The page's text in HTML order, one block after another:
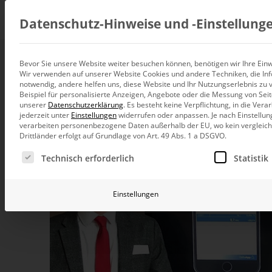
Beratung
Datenintegration
Individuelle Datenarchitektur-
BI und Analytics
Ganzheitliche Data-Analytics-
Planung, Forecasting und Simulation
Betrieb und
Betrieb Ihrer BI-Systeme in der Cloud
Bissantz-Treff
24. März 2020, 14:00–15:30Uhr,Live-Webinar
Datenschutz-Hinweise und
Bevor Sie unsere Website weiter besuchen können, benötigen wir Ihre
Wir verwenden auf unserer Website Cookies und andere Techniken, die
notwendig, andere helfen uns, diese Website und Ihr Nutzungserlebnis zu
Beispiel für personalisierte Anzeigen, Angebote oder die Messung von
unserer Datenschutzerklärung. Es besteht keine Verpflichtung, in die
jederzeit unter Einstellungenwiderrufen oder anpassen. Je nach
verarbeiten personenbezogene Daten außerhalb der EU, wo kein
Drittländer erfolgt auf Grundlage von Art. 49 Abs. 1 a DSGVO.
Es folgt eine Liste der Service-Gruppen, für die eine
Technisch erforderlich Statistik
Einstellungen